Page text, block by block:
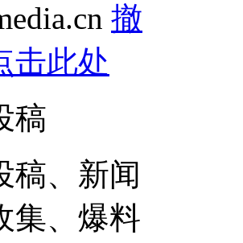
撤
击此处
稿
稿、新闻
集、爆料